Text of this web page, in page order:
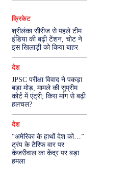
क्रिकेट
श्रीलंका सीरीज से पहले टीम
इंडिया की बढ़ी टेंशन, चोट ने
इस खिलाड़ी को किया बाहर
देश
JPSC परीक्षा विवाद ने पकड़ा
बड़ा मोड़, मामले की सुप्रीम
कोर्ट में एंट्री; किस मांग से बढ़ी
हलचल?
देश
“अमेरिका के हाथों देश को…”
ट्रंप के टैरिफ वार पर
केजरीवाल का केंद्र पर बड़ा
हमला